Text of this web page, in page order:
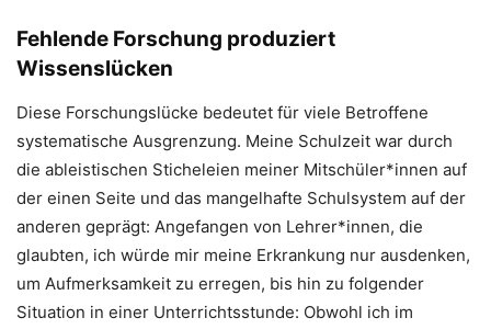
Fehlende Forschung produziert
Wissenslücken
Diese Forschungslücke bedeutet für viele Betroffene
systematische Ausgrenzung. Meine Schulzeit war durch
die ableistischen Sticheleien meiner Mitschüler*innen auf
der einen Seite und das mangelhafte Schulsystem auf der
anderen geprägt: Angefangen von Lehrer*innen, die
glaubten, ich würde mir meine Erkrankung nur ausdenken,
um Aufmerksamkeit zu erregen, bis hin zu folgender
Situation in einer Unterrichtsstunde: Obwohl ich im